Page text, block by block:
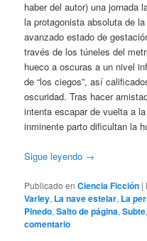
haber del autor) una jornada
la protagonista absoluta de
avanzado estado de
través de los túneles del
hueco a oscuras a un nivel
de “los ciegos”, así
oscuridad. Tras hacer
intenta escapar de vuelta a
inminente parto dificultan la
Sigue leyendo →
Publicado en Ciencia Ficción |
Varley, La nave estelar, La
Pinedo,Salto de página,Subte
comentario